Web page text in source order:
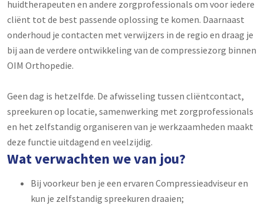
huidtherapeuten en andere zorgprofessionals om voor iedere
cliënt tot de best passende oplossing te komen. Daarnaast
onderhoud je contacten met verwijzers in de regio en draag je
bij aan de verdere ontwikkeling van de compressiezorg binnen
OIM Orthopedie.
Geen dag is hetzelfde. De afwisseling tussen cliëntcontact,
spreekuren op locatie, samenwerking met zorgprofessionals
en het zelfstandig organiseren van je werkzaamheden maakt
deze functie uitdagend en veelzijdig.
Wat verwachten we van jou?
Bij voorkeur ben je een ervaren Compressieadviseur en
kun je zelfstandig spreekuren draaien;